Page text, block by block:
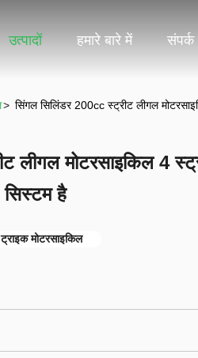
उत्पादों हमारे बारे में
> सिंगल सिलिंडर 200cc स्ट्रीट लीगल
लीगल मोटरसाइकिल 4
सिस्टम है
मोटरसाइकिल